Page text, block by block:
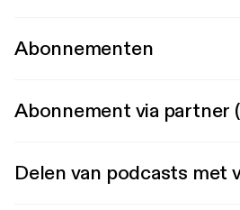
Abonnementen
Abonnement via partner
Delen van podcasts met